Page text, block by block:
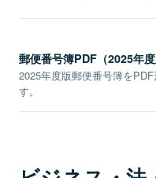
郵便番号簿PDF（2025年度
2025年度版郵便番号簿を
す。